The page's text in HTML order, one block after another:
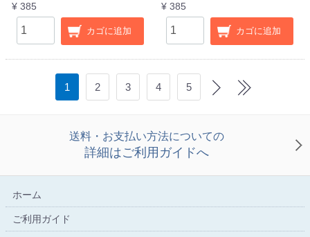
¥ 385
カゴに追加
¥ 385
カゴに追加
1 2 3 4 5
送料・お支払い方法についての
詳細はご利用ガイドへ
ホーム
ご利用ガイド